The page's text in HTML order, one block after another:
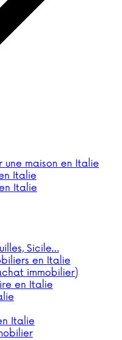
maison en Italie
Italie
Italie
Sicile…
en Italie
immobilier)
en Italie
Italie